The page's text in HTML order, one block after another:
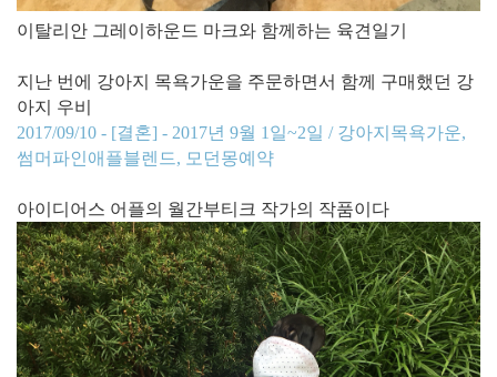
​이탈리안 그레이하운드 마크와 함께하는 육견일기
지난 번에 강아지 목욕가운을 주문하면서 함께 구매했던 강
아지 우비
2017/09/10 - [결혼] - 2017년 9월 1일~2일 / 강아지목욕가운,
썸머파인애플블렌드, 모던몽예약
아이디어스 어플의 월간부티크 작가의 작품이다